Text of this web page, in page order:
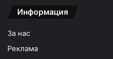
Информация
За нас
Реклама